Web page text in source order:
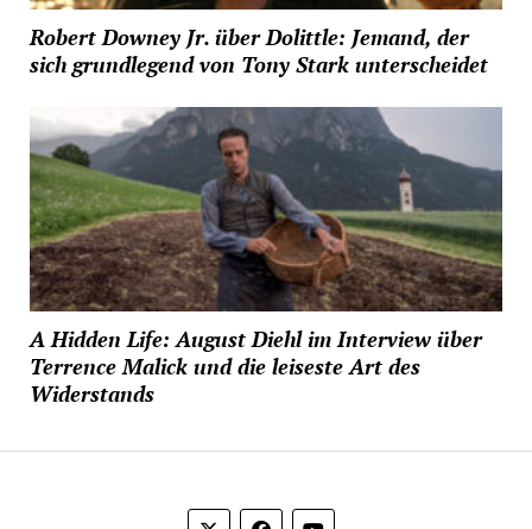
Robert Downey Jr. über Dolittle: Jemand, der
sich grundlegend von Tony Stark unterscheidet
A Hidden Life: August Diehl im Interview über
Terrence Malick und die leiseste Art des
Widerstands